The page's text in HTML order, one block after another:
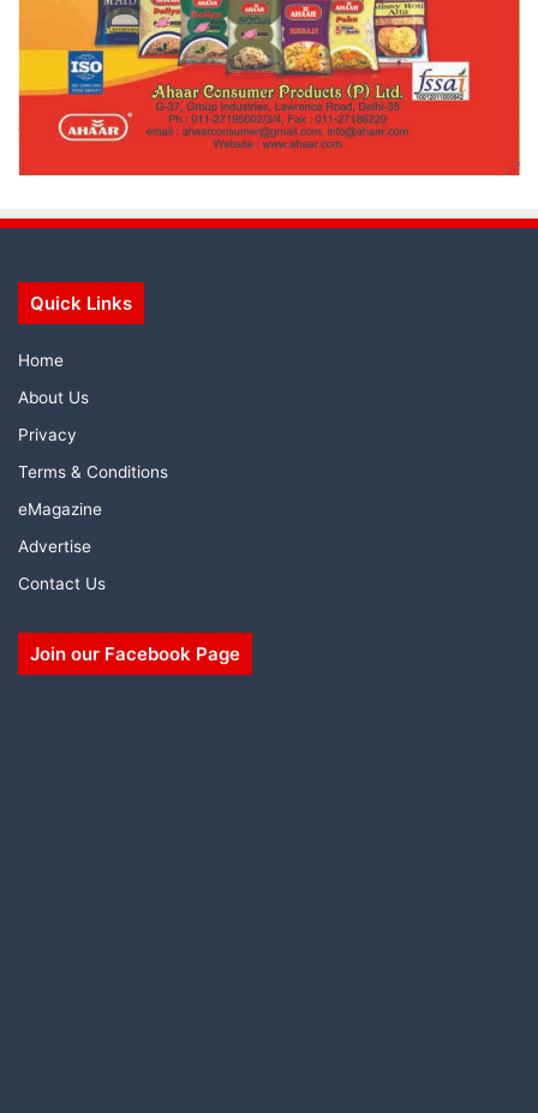
Quick Links
Home
About Us
Privacy
Terms & Conditions
eMagazine
Advertise
Contact Us
Join our Facebook Page